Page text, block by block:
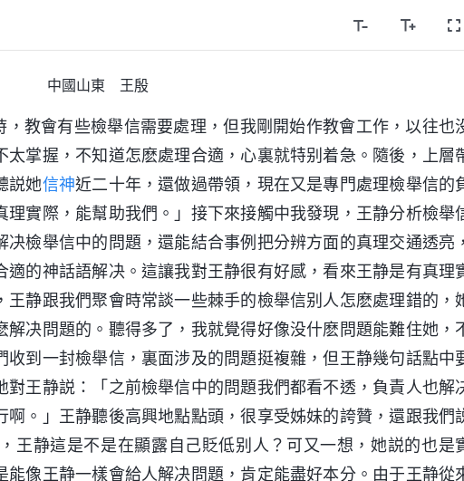
中國山東 王殷
，教會有些檢舉信需要處理，但我剛開始作教會工作，以往也
掌握，不知道怎麽處理合適，心裏就特别着急。隨後，上層
説她信神近二十年，還做過帶領，現在又是專門處理檢舉信的
理實際，能幫助我們。」接下來接觸中我發現，王静分析檢舉
檢舉信中的問題，還能結合事例把分辨方面的真理交通透亮，
的神話語解决。這讓我對王静很有好感，看來王静是有真理
王静跟我們聚會時常談一些棘手的檢舉信别人怎麽處理錯的，
决問題的。聽得多了，我就覺得好像没什麽問題能難住她，
到一封檢舉信，裏面涉及的問題挺複雜，但王静幾句話點中
王静説：「之前檢舉信中的問題我們都看不透，負責人也解
。」王静聽後高興地點點頭，很享受姊妹的誇贊，還跟我們
王静這是不是在顯露自己貶低别人？可又一想，她説的也是
像王静一樣會給人解决問題，肯定能盡好本分。由于王静從